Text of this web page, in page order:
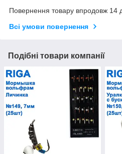
Повернення товару впродовж 14
Всі умови повернення
Подібні товари компанії